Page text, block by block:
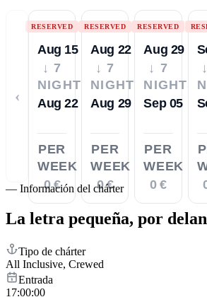
‹
RESERVED
Aug 15
↓ 7
NIGHTS
Aug 22
PER
WEEK
0 €
RESERVED
Aug 22
↓ 7
NIGHTS
Aug 29
PER
WEEK
0 €
RESERVED
Aug 29
↓ 7
NIGHTS
Sep 05
PER
WEEK
0 €
— Información del chárter
La letra pequeña, por
Tipo de chárter
All Inclusive, Crewed
Entrada
17:00:00